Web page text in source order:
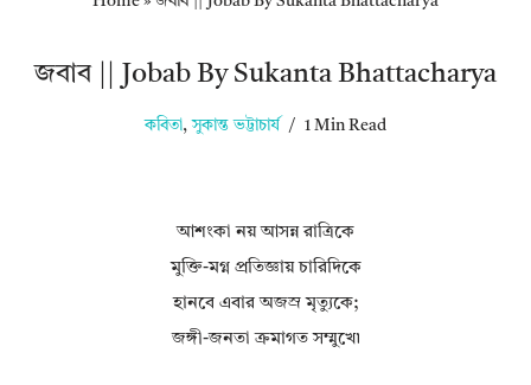
জবাব || Jobab By Sukanta Bhattacharya
কবিতা, সুকান্ত ভট্টাচার্য 1 Min Read
আশংকা নয় আসন্ন রাত্রিকে
মুক্তি-মগ্ন প্রতিজ্ঞায় চারিদিকে
হানবে এবার অজস্র মৃত্যুকে;
জঙ্গী-জনতা ক্রমাগত সম্মুখে৷